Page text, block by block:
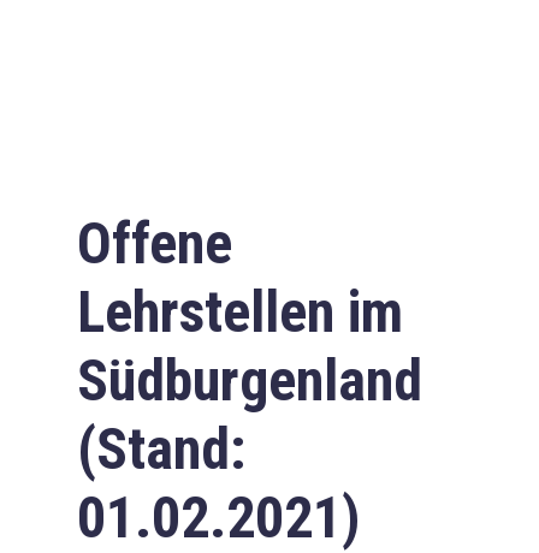
Offene
Lehrstellen im
Südburgenland
(Stand:
01.02.2021)